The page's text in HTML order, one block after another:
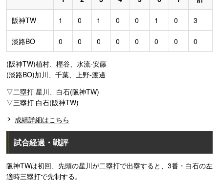
阪神TW 1 0 1 0 0 1 0 3
淡路BO 0 0 0 0 0 0 0 0
(阪神TW)植村、樫谷、水流-安藤
(淡路BO)加川、千葉、上野-渡邊
▽二塁打 星川、白石(阪神TW)
▽三塁打 白石(阪神TW)
成績詳細はこちら
試合経過・戦評
阪神TWは初回、先頭の星川が二塁打で出塁すると、3番・白石の左
適時三塁打で先制する。